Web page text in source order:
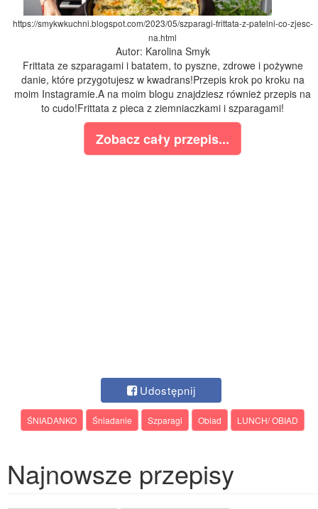
https://smykwkuchni.blogspot.com/2023/05/szparagi-frittata-z-patelni-co-zjesc-
na.html
Autor: Karolina Smyk
Frittata ze szparagami i batatem, to pyszne, zdrowe i pożywne
danie, które przygotujesz w kwadrans!Przepis krok po kroku na
moim Instagramie.A na moim blogu znajdziesz również przepis na
to cudo!Frittata z pieca z ziemniaczkami i szparagami!
Zobacz cały przepis...
Udostępnij
ŚNIADANKO Śniadanie Szparagi Obiad LUNCH/ OBIAD
Najnowsze przepisy